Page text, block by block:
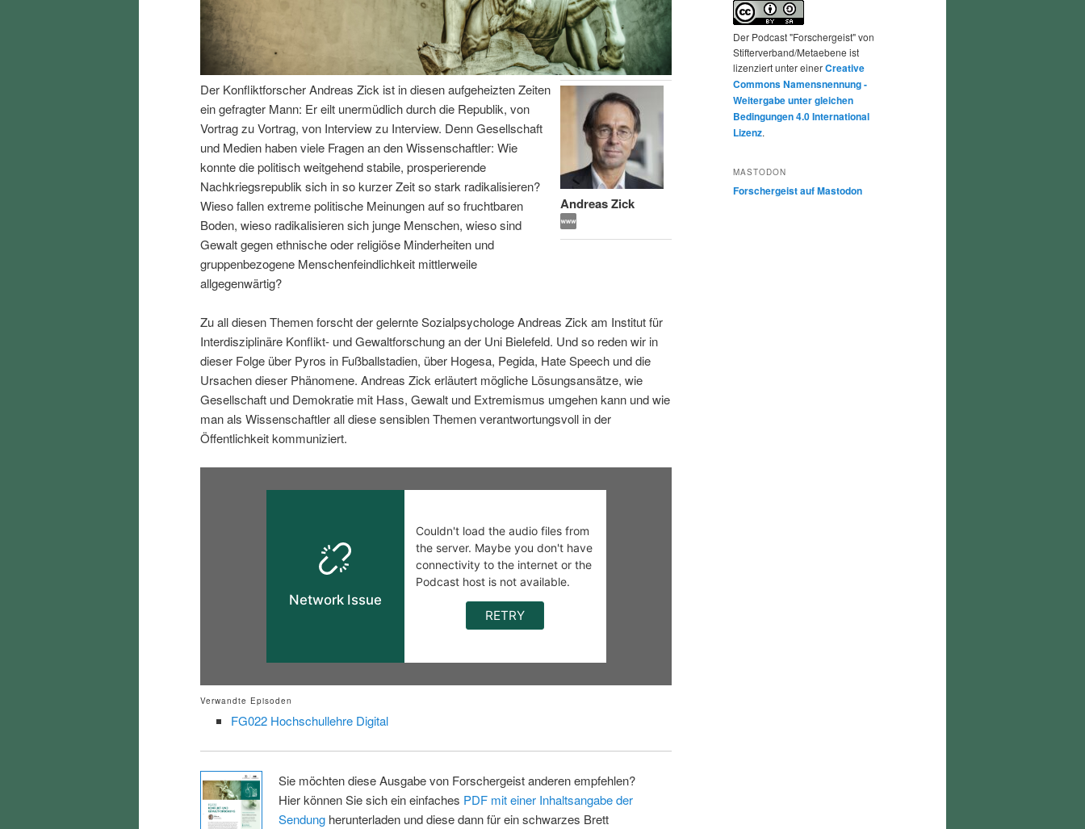
I
n
a
t
s
r
i
n
e
n
n
a
l
s
p
r
Andreas Zick
Der Konfliktforscher Andreas Zick ist in diesen aufgeheizten Zeiten
ein gefragter Mann: Er eilt unermüdlich durch die Republik, von
Vortrag zu Vortrag, von Interview zu Interview. Denn Gesellschaft
und Medien haben viele Fragen an den Wissenschaftler: Wie
konnte die politisch weitgehend stabile, prosperierende
Nachkriegsrepublik sich in so kurzer Zeit so stark radikalisieren?
Wieso fallen extreme politische Meinungen auf so fruchtbaren
Boden, wieso radikalisieren sich junge Menschen, wieso sind
Gewalt gegen ethnische oder religiöse Minderheiten und
gruppenbezogene Menschenfeindlichkeit mittlerweile
allgegenwärtig?
Zu all diesen Themen forscht der gelernte Sozialpsychologe Andreas Zick am Institut für
Interdisziplinäre Konflikt- und Gewaltforschung an der Uni Bielefeld. Und so reden wir in
dieser Folge über Pyros in Fußballstadien, über Hogesa, Pegida, Hate Speech und die
Ursachen dieser Phänomene. Andreas Zick erläutert mögliche Lösungsansätze, wie
Gesellschaft und Demokratie mit Hass, Gewalt und Extremismus umgehen kann und wie
man als Wissenschaftler all diese sensiblen Themen verantwortungsvoll in der
Öffentlichkeit kommuniziert.
Verwandte Episoden
FG022 Hochschullehre Digital
Sie möchten diese Ausgabe von Forschergeist anderen empfehlen?
Hier können Sie sich ein einfaches PDF mit einer Inhaltsangabe der
Sendungherunterladen und diese dann für ein schwarzes Brett
Der Podcast "Forschergeist" von
Stifterverband/Metaebene ist
lizenziert unter einerCreative
Commons Namensnennung -
Weitergabe unter gleichen
Bedingungen 4.0 International
Lizenz.
MASTODON
Forschergeist auf Mastodon